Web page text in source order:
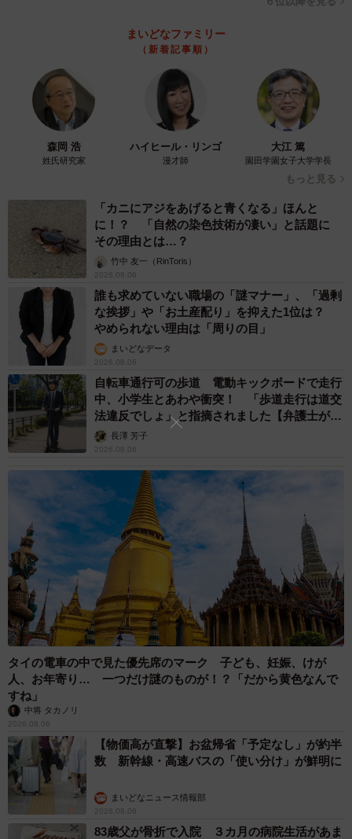
十世紀には、政府が「怪異」と認定したものは、神祇官や
す。「怪異」には、このような歴史的変化があることに注
意したいと思います。儒教的な天人相関説とともに日本に
伝来した漢語である「怪異」は、長い歴史を経て、各時代
の社会や文化の状況に応じた変化を遂げて、現代に至って
います。制度化され、政治的な語として受容された「怪
さて、2024年12月に東アジア恠異学会は、8冊目の書籍
『怪異から妖怪へ』（文学通信）を刊行します。
動物の異常行動や異常気象など、「怪異」と認定された情
報は拡散・増殖し、時の経過とともに姿形などの輪郭を得
て、すこしずつ私たちが知る「妖怪」に変容・変異してき
ました。この書はそんな「妖怪」の来歴を丁寧に読み解く
ことで、より探究心を得、新たな専門知を学ぶことができ
る入門書となっています。今回のコラムをきっかけにぜひ
「怪異学」の扉を叩いていただければと思います。きっと
不思議なコトやモノに対する新しい視点が開けると思いま
す。
◇
東アジア怪異学会編『怪異から妖怪へ』（文学通信）
https://bungaku-report.com/books/ISBN978-4-86766-072-
0.html
東アジア恠異学会HP http://www.kaiigakkai.jp/
まいどなファミリー
（新着記事順）
森岡 浩
姓氏研究家
ハイヒール・リンゴ
漫才師
大江 篤
園田学園女子大学学長
もっと見る
「カニにアジをあげると青くなる」ほんと
に！？ 「自然の染色技術が凄い」と話題に
その理由とは…？
竹中 友一（RinToris）
2026.08.06
誰も求めていない職場の「謎マナー」、「過剰
な挨拶」や「お土産配り」を抑えた1位は？
やめられない理由は「周りの目」
まいどなデータ
2026.08.06
自転車通行可の歩道 電動キックボードで走行
中、小学生とあわや衝突！ 「歩道走行は道交
法違反でしょ」と指摘されました【弁護士が解
説】長澤 芳子
2026.08.06
タイの電車の中で見た優先席のマーク 子ども、妊娠、けが
人、お年寄り… 一つだけ謎のものが！？「だから黄色なんで
すね」
中将 タカノリ
2026.08.06
【物価高が直撃】お盆帰省「予定なし」が約半
数 新幹線・高速バスの「使い分け」が鮮明に
まいどなニュース情報部
2026.08.06
83歳父が骨折で入院 ３カ月の病院生活があま